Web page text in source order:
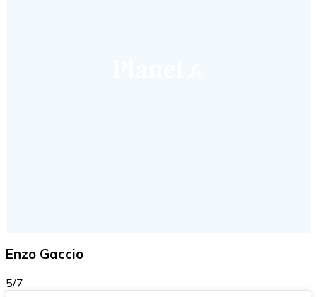
Enzo Gaccio
5/7